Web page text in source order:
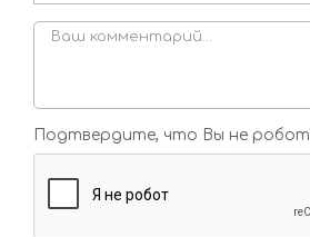
Подтвердите, что Вы не робот